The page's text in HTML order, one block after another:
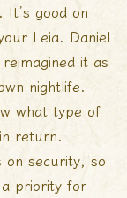
good on
Leia. Daniel
it as
nightlife.
what type of
return.
on security, so
priority for